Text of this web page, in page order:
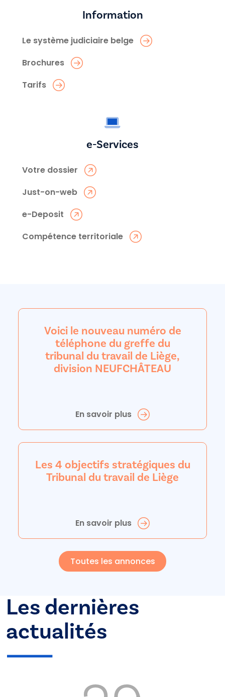
Information
Le système judiciaire belge
Brochures
Tarifs
e-Services
Votre dossier
Just-on-web
e-Deposit
Compétence territoriale
Voici le nouveau numéro de
téléphone du greffe du
tribunal du travail de Liège,
division NEUFCHÂTEAU
En savoir plus
Les 4 objectifs stratégiques du
Tribunal du travail de Liège
En savoir plus
Toutes les annonces
Les dernières
actualités